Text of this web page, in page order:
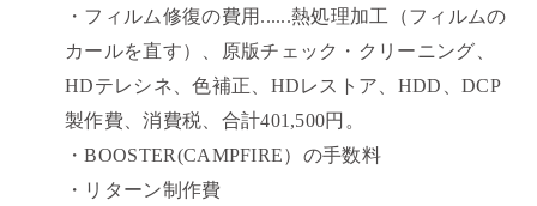
・フィルム修復の費用......熱処理加工（フィルムの
カールを直す）、原版チェック・クリーニング、
HDテレシネ、色補正、HDレストア、HDD、DCP
製作費、消費税、合計401,500円。
・BOOSTER(CAMPFIRE）の手数料
・リターン制作費